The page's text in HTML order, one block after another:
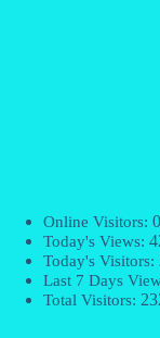
Online Visitors: 0
Today's Views:
Today's Visitors:
Last 7 Days
Total Visitors: